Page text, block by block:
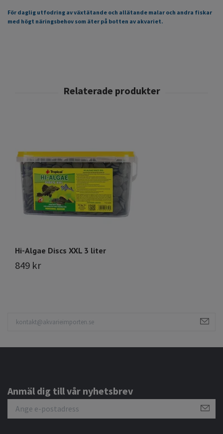
För daglig utfodring av växtätande och allätande malar och andra fiskar
med högt näringsbehov som äter på botten av akvariet.
Hi-Algae Discs XXL 3 liter
849 kr
Anmäl dig till vår nyhetsbrev